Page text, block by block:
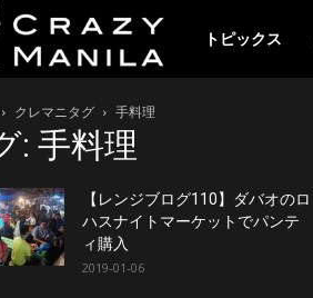
イ
トピックス
クレマニタグ 手料理
: 手料理
【レンジブログ110】ダバオのロ
ハスナイトマーケットでパンテ
ィ購入
2019-01-06